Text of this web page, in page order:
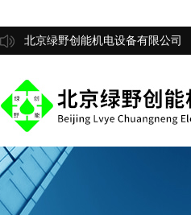
北京绿野创能机电设备有限公司